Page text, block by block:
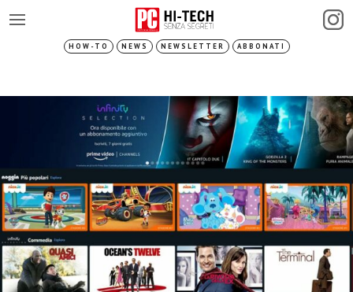
HOW-TO NEWS NEWSLETTER ABBONATI